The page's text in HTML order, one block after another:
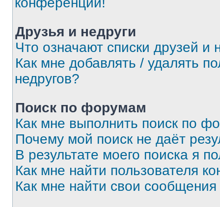
Друзья и недруги
Что означают списки друзей и
Как мне добавлять / удалять
недругов?
Поиск по форумам
Как мне выполнить поиск по
Почему мой поиск не даёт
В результате моего поиска я
Как мне найти пользователя
Как мне найти свои